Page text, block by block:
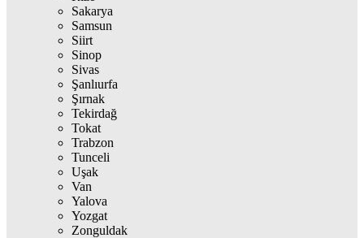
Sakarya
Samsun
Siirt
Sinop
Sivas
Şanlıurfa
Şırnak
Tekirdağ
Tokat
Trabzon
Tunceli
Uşak
Van
Yalova
Yozgat
Zonguldak